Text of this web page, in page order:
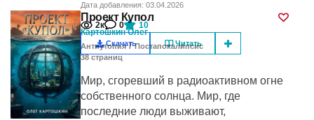
Дата добавления: 03.04.2026
2к 0 10
Скачать Читать
Проект Купол
Картошкин Олег
Антиутопия/Постапокалипсис
38cтраниц
Мир, сгоревший в радиоактивном огне
собственного солнца. Мир, где
последние люди выживают,